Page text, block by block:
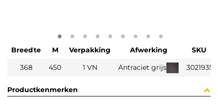
Breedte M Verpakking Afwerking
SKU
368
450 1 VN Antraciet grijs 3021935
Productkenmerken